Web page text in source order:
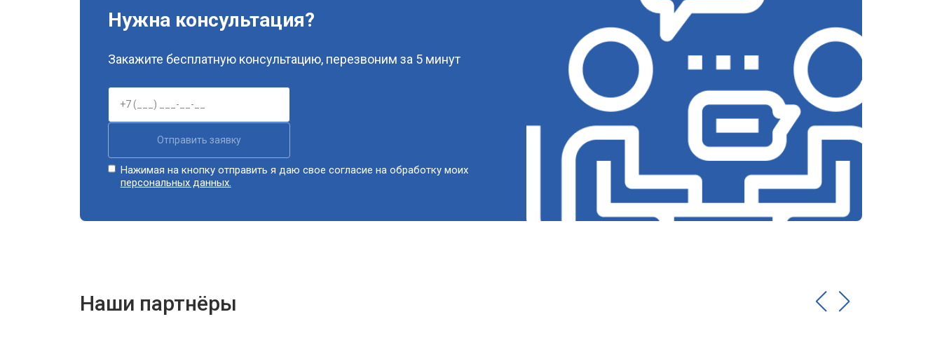
Нужна консультация?
Закажите бесплатную консультацию, перезвоним за 5 минут
Отправить заявку
Нажимая на кнопку отправить я даю свое согласие на обработку моих
персональных данных.
Наши партнёры